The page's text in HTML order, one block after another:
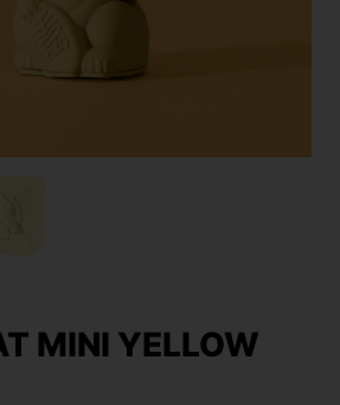
MINI YELLOW